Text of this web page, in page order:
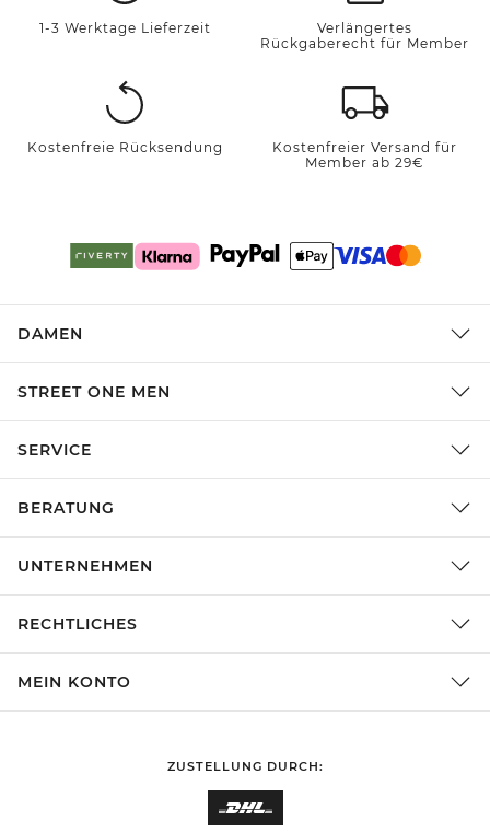
1-3 Werktage Lieferzeit
Verlängertes
Rückgaberecht für Member
Kostenfreie Rücksendung
Kostenfreier Versand für
Member ab 29€
DAMEN
STREET ONE MEN
SERVICE
BERATUNG
UNTERNEHMEN
RECHTLICHES
MEIN KONTO
ZUSTELLUNG DURCH: